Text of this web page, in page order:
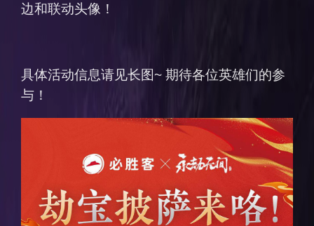
边和联动头像！
具体活动信息请见长图~ 期待各位英雄们的参
与！